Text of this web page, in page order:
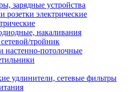
зарядные устройства
розетки электрические
накаливания
тройник
настенно-потолочные
удлинители, сетевые фильтры